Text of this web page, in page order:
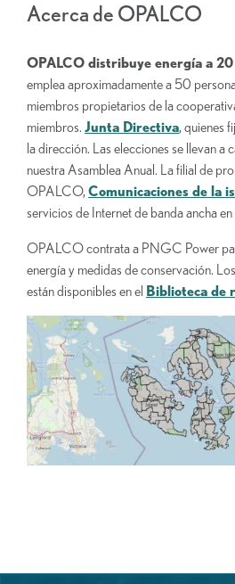
Acerca de OPALCO
OPALCO distribuye energía a 20
emplea aproximadamente a 50
miembros propietarios de la
miembros. Junta Directiva, quienes
la dirección. Las elecciones se llevan a
nuestra Asamblea Anual. La filial de
OPALCO, Comunicaciones de la
servicios de Internet de banda ancha
OPALCO contrata a PNGC Power
energía y medidas de conservación.
están disponibles en el Biblioteca de